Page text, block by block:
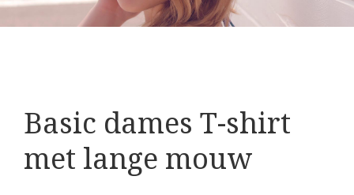
Basic dames T-shirt
met lange mouw